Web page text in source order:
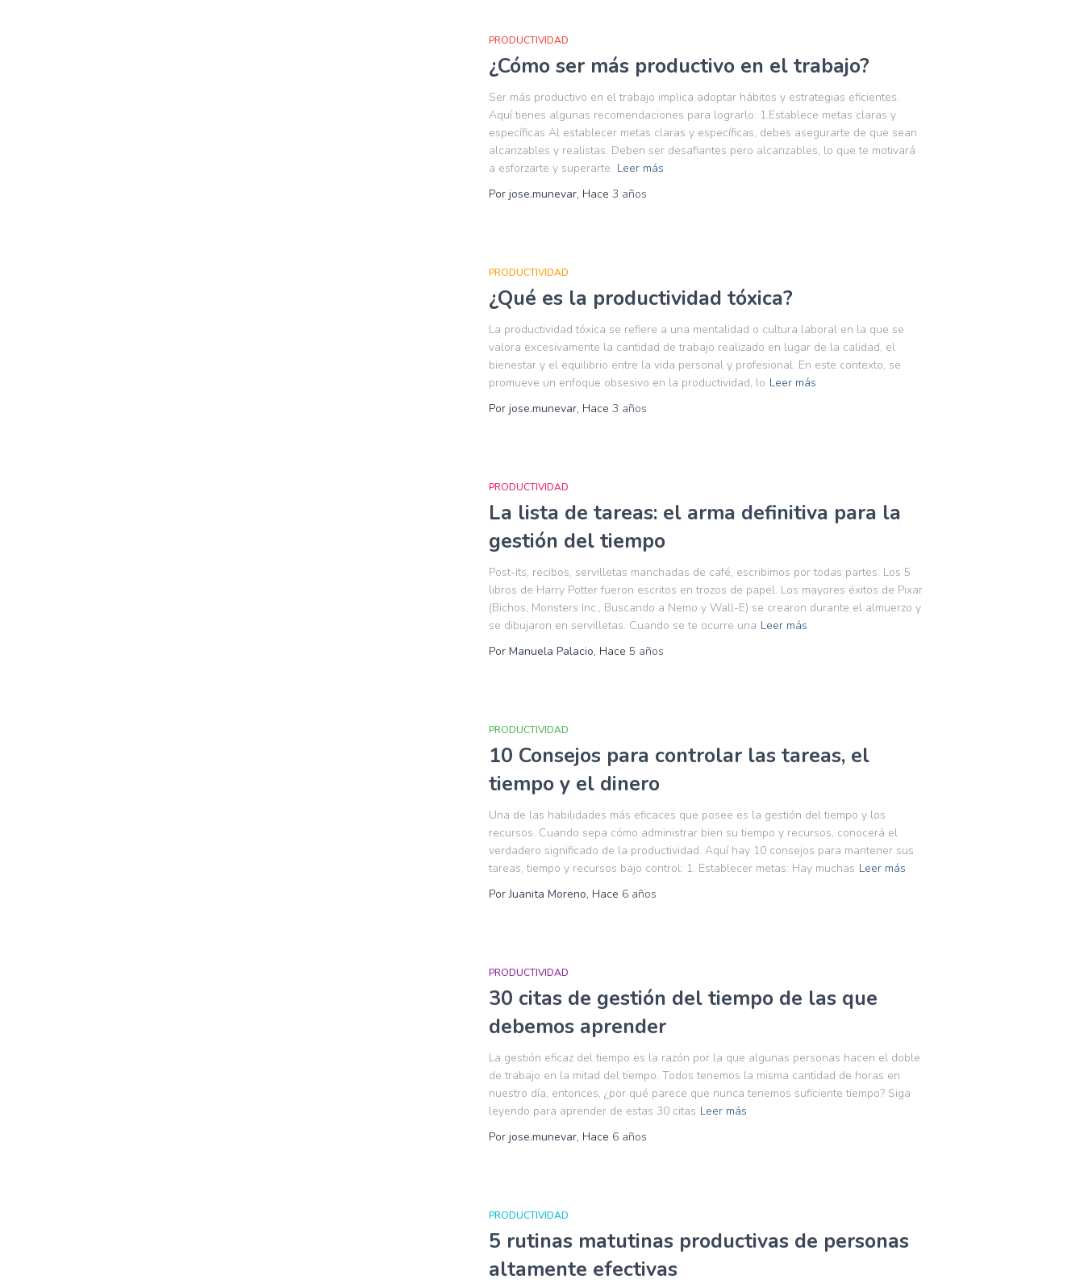
PRODUCTIVIDAD
¿Cómo ser más productivo en el trabajo?
Ser más productivo en el trabajo implica adoptar hábitos y estrategias eficientes.
Aquí tienes algunas recomendaciones para lograrlo: 1.Establece metas claras y
específicas Al establecer metas claras y específicas, debes asegurarte de que sean
alcanzables y realistas. Deben ser desafiantes pero alcanzables, lo que te motivará
a esforzarte y superarte. Leer más
Por jose.munevar, Hace 3 años
PRODUCTIVIDAD
¿Qué es la productividad tóxica?
La productividad tóxica se refiere a una mentalidad o cultura laboral en la que se
valora excesivamente la cantidad de trabajo realizado en lugar de la calidad, el
bienestar y el equilibrio entre la vida personal y profesional. En este contexto, se
promueve un enfoque obsesivo en la productividad, lo Leer más
Por jose.munevar, Hace 3 años
PRODUCTIVIDAD
La lista de tareas: el arma definitiva para la
gestión del tiempo
Post-its, recibos, servilletas manchadas de café, escribimos por todas partes. Los 5
libros de Harry Potter fueron escritos en trozos de papel. Los mayores éxitos de Pixar
(Bichos, Monsters Inc., Buscando a Nemo y Wall-E) se crearon durante el almuerzo y
se dibujaron en servilletas. Cuando se te ocurre una Leer más
Por Manuela Palacio, Hace 5 años
PRODUCTIVIDAD
10 Consejos para controlar las tareas, el
tiempo y el dinero
Una de las habilidades más eficaces que posee es la gestión del tiempo y los
recursos. Cuando sepa cómo administrar bien su tiempo y recursos, conocerá el
verdadero significado de la productividad. Aquí hay 10 consejos para mantener sus
tareas, tiempo y recursos bajo control: 1. Establecer metas: Hay muchas Leer más
PorJuanita Moreno, Hace 6 años
PRODUCTIVIDAD
30 citas de gestión del tiempo de las que
debemos aprender
La gestión eficaz del tiempo es la razón por la que algunas personas hacen el doble
de trabajo en la mitad del tiempo. Todos tenemos la misma cantidad de horas en
nuestro día, entonces, ¿por qué parece que nunca tenemos suficiente tiempo? Siga
leyendo para aprender de estas 30 citas Leer más
Por jose.munevar, Hace 6 años
PRODUCTIVIDAD
5 rutinas matutinas productivas de personas
altamente efectivas